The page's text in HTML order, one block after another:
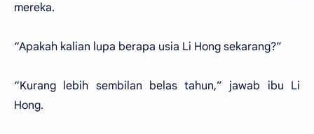
mereka.
“Apakah kalian lupa berapa usia Li Hong sekarang?”
“Kurang lebih sembilan belas tahun,” jawab ibu Li
Hong.